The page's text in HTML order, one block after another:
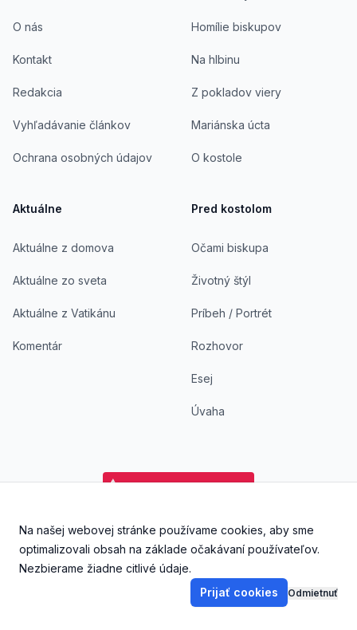
O nás
Kontakt
Redakcia
Vyhľadávanie článkov
Ochrana osobných údajov
Aktuálne
Aktuálne z domova
Aktuálne zo sveta
Aktuálne z Vatikánu
Komentár
Homílie biskupov
Na hlbinu
Z pokladov viery
Mariánska úcta
O kostole
Pred kostolom
Očami biskupa
Životný štýl
Príbeh / Portrét
Rozhovor
Esej
Úvaha
FacebookInstagramYouTubeAplikácia DoKostola -
Aplikácia
Na našej webovej stránke používame cookies, aby sme
optimalizovali obsah na základe očakávaní používateľov.
Nezbierame žiadne citlivé údaje.
Prijať cookies
Odmietnuť